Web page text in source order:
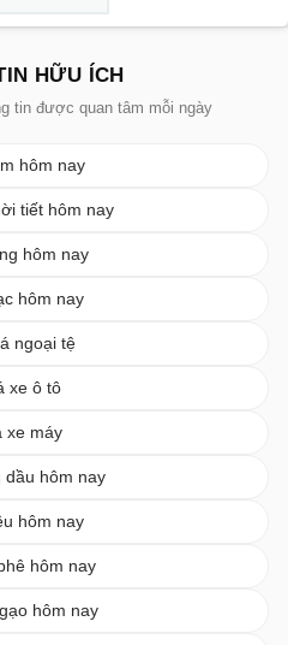
HỮU ÍCH
tin được quan tâm mỗi ngày
hôm nay
tiết hôm nay
hôm nay
hôm nay
ngoại tệ
xe ô tô
xe máy
dầu hôm nay
hôm nay
hôm nay
hôm nay